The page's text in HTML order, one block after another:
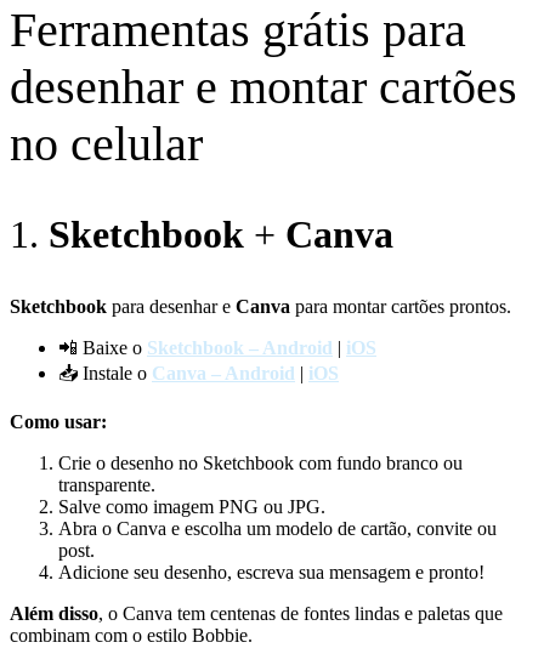
Ferramentas grátis para
desenhar e montar cartões
no celular
1. Sketchbook + Canva
Sketchbook para desenhar e Canva para montar cartões prontos.
📲 Baixe o Sketchbook – Android | iOS
📥 Instale o Canva – Android | iOS
Como usar:
Crie o desenho no Sketchbook com fundo branco ou
transparente.
Salve como imagem PNG ou JPG.
Abra o Canva e escolha um modelo de cartão, convite ou
post.
Adicione seu desenho, escreva sua mensagem e pronto!
Além disso, o Canva tem centenas de fontes lindas e paletas que
combinam com o estilo Bobbie.